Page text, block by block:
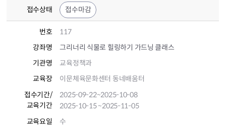
접수상태 접수마감
번호
117
강좌명
그리너리 식물로 힐링하기 가드닝 클래스
기관명
교육정책과
교육장
이문체육문화센터 동네배움터
접수기간/
교육기간
2025-09-22~2025-10-08
2025-10-15~2025-11-05
교육요일
수